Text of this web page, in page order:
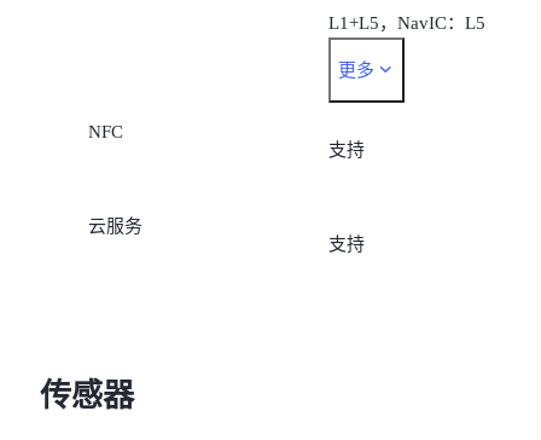
L1+L5，NavIC：L5
支持AGPS、蜂窝网络定
位、无线局域网定位
更多
NFC
支持
云服务
支持
传感器